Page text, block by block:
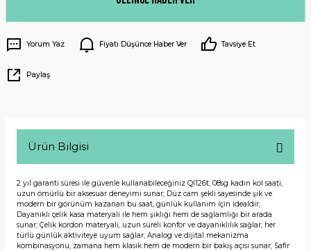
Yorum Yaz Fiyatı Düşünce Haber Ver Tavsiye Et
Paylaş
Ürün Bilgisi
2 yıl garanti süresi ile güvenle kullanabileceğiniz Ql126t; 08sg kadın kol saati,
uzun ömürlü bir aksesuar deneyimi sunar; Düz cam şekli sayesinde şık ve
modern bir görünüm kazanan bu saat, günlük kullanım için idealdir;
Dayanıklı çelik kasa materyali ile hem şıklığı hem de sağlamlığı bir arada
sunar; Çelik kordon materyali, uzun süreli konfor ve dayanıklılık sağlar; her
türlü günlük aktiviteye uyum sağlar; Analog ve dijital mekanizma
kombinasyonu, zamana hem klasik hem de modern bir bakış açısı sunar; Safir